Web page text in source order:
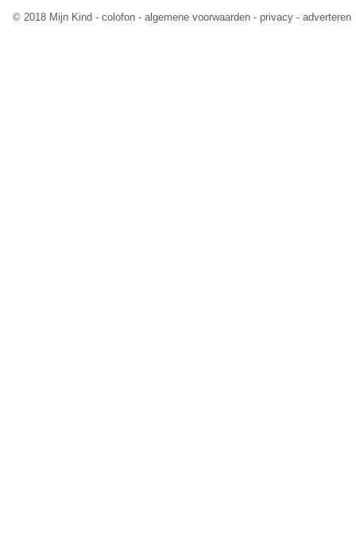
© 2018 Mijn Kind - colofon - algemene voorwaarden - privacy - adverteren